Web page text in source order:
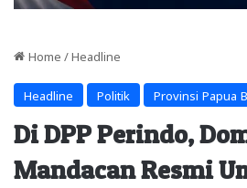
Home / Headline
Headline Politik Provinsi Papua
Di DPP Perindo,
Mandacan Resmi